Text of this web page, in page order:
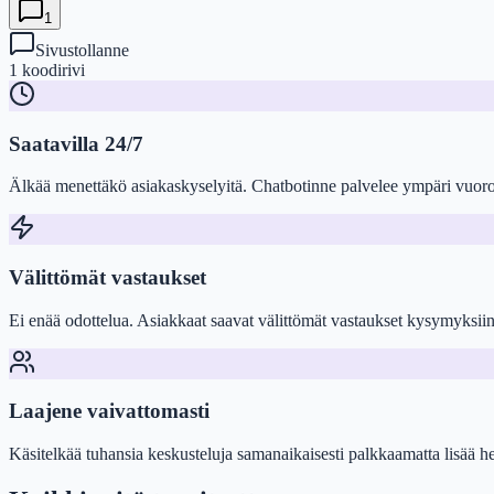
1
Sivustollanne
1 koodirivi
Saatavilla 24/7
Älkää menettäkö asiakaskyselyitä. Chatbotinne palvelee ympäri
Välittömät vastaukset
Ei enää odottelua. Asiakkaat saavat välittömät vastaukset
Laajene vaivattomasti
Käsitelkää tuhansia keskusteluja samanaikaisesti palkkaamatta lisää